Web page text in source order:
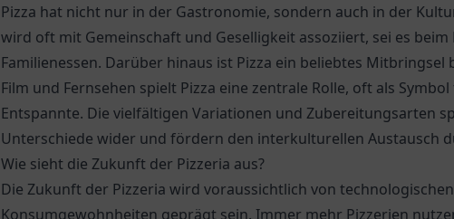
Pizza hat nicht nur in der Gastronomie, sondern auch in der
wird oft mit Gemeinschaft und Geselligkeit assoziiert, sei es
Familienessen. Darüber hinaus ist Pizza ein beliebtes
Film und Fernsehen spielt Pizza eine zentrale Rolle, oft als
Entspannte. Die vielfältigen Variationen und Zubereitungsarten
Unterschiede wider und fördern den interkulturellen Austausch
Wie sieht die Zukunft der Pizzeria aus?
Die Zukunft der Pizzeria wird voraussichtlich von
Konsumgewohnheiten geprägt sein. Immer mehr Pizzerien